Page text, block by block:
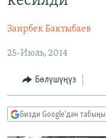
ЭКОНОМИКА
МАДАНИЯТ
БОРБОР АЗИЯ
АТАЙЫН ИЛИКТӨӨ
ТВ ПРОГРАММАЛАР
БҮГҮН АЗАТТЫКТА
БИЗ ЖАНА ДҮЙНӨ
ПОДКАСТ
ӨЗГӨЧӨ ПИКИР
Заирбек Бактыбаев
25-Июль, 2014
Бөлүшүңүз
Бизди Google'дан